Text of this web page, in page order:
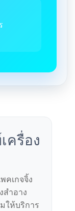
ครื่อง
คเกจจิ้ง
ำอาง
ให้บริการ